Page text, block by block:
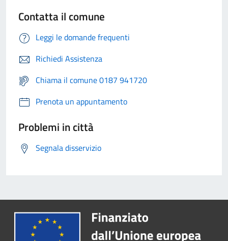
Contatta il comune
Leggi le domande frequenti
Richiedi Assistenza
Chiama il comune 0187 941720
Prenota un appuntamento
Problemi in città
Segnala disservizio